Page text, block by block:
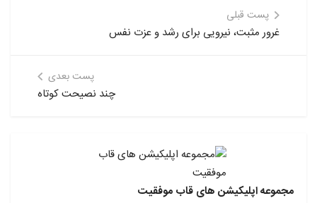
پست قبلی
غرور مثبت، نیرویی برای رشد و عزت نفس
پست بعدی
چند نصیحت کوتاه
مجموعه اپلیکیشن های قاب موفقیت